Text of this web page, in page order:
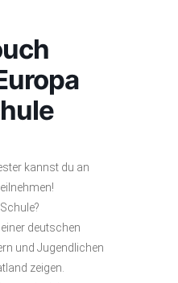
kannst du an
deutschen
und Jugendlichen
zeigen.